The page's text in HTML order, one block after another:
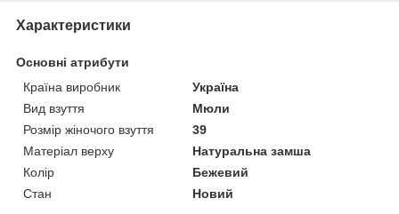
Характеристики
Основні атрибути
Країна виробник
Україна
Вид взуття
Мюли
Розмір жіночого взуття
39
Матеріал верху
Натуральна замша
Колір
Бежевий
Стан
Новий